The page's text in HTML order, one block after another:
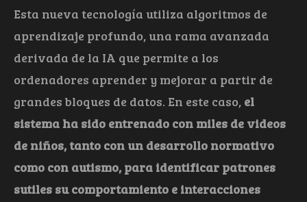
Esta nueva tecnología utiliza algoritmos de
aprendizaje profundo, una rama avanzada
derivada de la IA que permite a los
ordenadores aprender y mejorar a partir de
grandes bloques de datos. En este caso, el
sistema ha sido entrenado con miles de videos
de niños, tanto con un desarrollo normativo
como con autismo, para identificar patrones
sutiles su comportamiento e interacciones